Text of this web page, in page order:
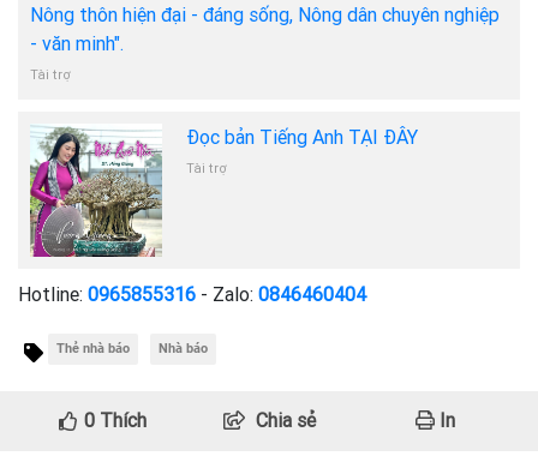
Nông thôn hiện đại - đáng sống, Nông dân chuyên nghiệp
- văn minh".
Tài trợ
Đọc bản Tiếng Anh TẠI ĐÂY
Tài trợ
Hotline: 0965855316 - Zalo: 0846460404
Thẻ nhà báo Nhà báo
0Thích Chia sẻ In